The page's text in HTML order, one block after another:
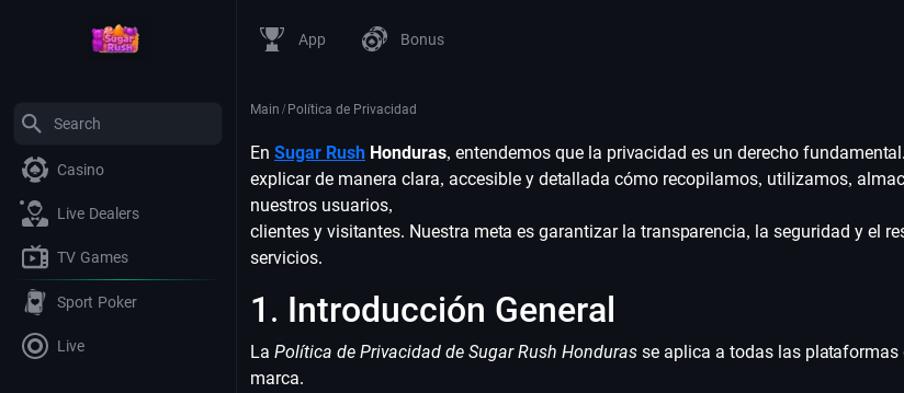
Casino
Live Dealers
TV Games
Sport Poker
Live
App Bonus
Main / Política de Privacidad
En Sugar Rush Honduras, entendemos que la privacidad es un derecho
explicar de manera clara, accesible y detallada cómo recopilamos, utilizamos,
nuestros usuarios,
clientes y visitantes. Nuestra meta es garantizar la transparencia, la seguridad y el
servicios.
1. Introducción General
La Política de Privacidad de Sugar Rush Honduras se aplica a todas las
marca.